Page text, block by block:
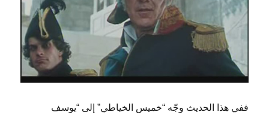
ففي هذا الحديث وجّه “خميس الخياطي” إلى “يوسف